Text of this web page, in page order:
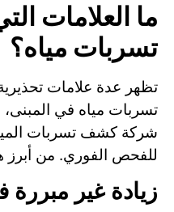
ما العلامات
تسربات مياه؟
تظهر عدة علامات
تسربات مياه في المبنى،
شركة كشف تسربات
للفحص الفوري. من أبرز
زيادة غير مبررة